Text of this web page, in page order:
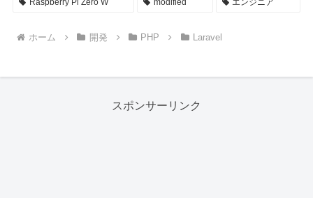
ホーム 開発 PHP Laravel
スポンサーリンク